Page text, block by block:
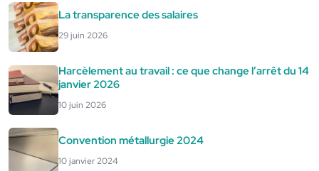
La transparence des salaires
29 juin 2026
Harcèlement au travail : ce que change l’arrêt du 14
janvier 2026
10 juin 2026
Convention métallurgie 2024
10 janvier 2024